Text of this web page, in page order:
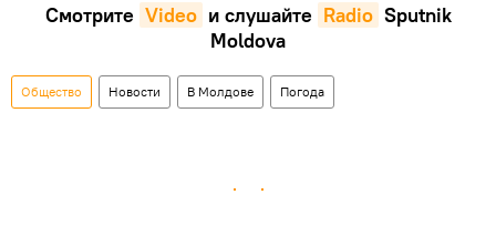
Смотрите Video и слушайте Radio Sputnik
Moldova
Общество Новости В Молдове Погода